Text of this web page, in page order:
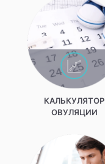
КАЛЬКУЛЯТОР
ОВУЛЯЦИИ